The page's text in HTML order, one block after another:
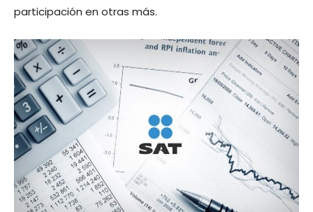
participación en otras más.